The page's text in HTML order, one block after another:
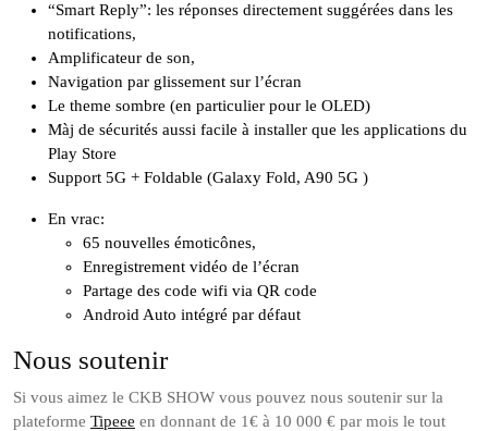
“Smart Reply”: les réponses directement suggérées dans les
notifications,
Amplificateur de son,
Navigation par glissement sur l’écran
Le theme sombre (en particulier pour le OLED)
Màj de sécurités aussi facile à installer que les applications du
Play Store
Support 5G + Foldable (Galaxy Fold, A90 5G )
En vrac:
65 nouvelles émoticônes,
Enregistrement vidéo de l’écran
Partage des code wifi via QR code
Android Auto intégré par défaut
Nous soutenir
Si vous aimez le CKB SHOW vous pouvez nous soutenir sur la
plateforme Tipeee en donnant de 1€ à 10 000 € par mois le tout